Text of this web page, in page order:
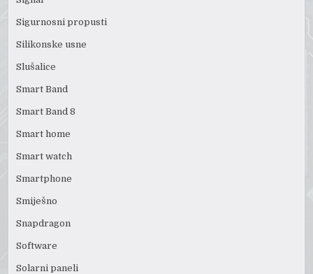
Sigurnosni propusti
Silikonske usne
Slušalice
Smart Band
Smart Band 8
Smart home
Smart watch
Smartphone
Smiješno
Snapdragon
Software
Solarni paneli